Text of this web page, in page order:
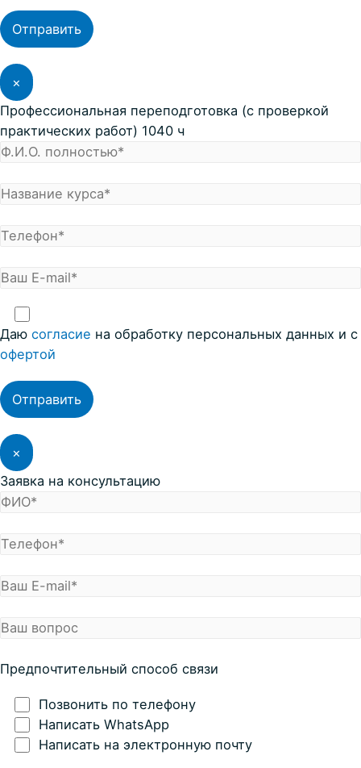
×
Профессиональная переподготовка (с проверкой
практических работ) 1040 ч
Даю согласие на обработку персональных данных и с
офертой
×
Заявка на консультацию
Предпочтительный способ связи
Позвонить по телефону
Написать WhatsApp
Написать на электронную почту